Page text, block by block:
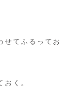
せてふるってお
おく。